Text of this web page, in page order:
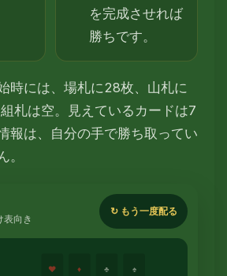
を完成させれば
勝ちです。
時には、場札に28枚、山札に
札は空。見えているカードは7
報は、自分の手で勝ち取ってい
。
表向き
↻ もう一度配る
♥ ♦ ♣ ♠